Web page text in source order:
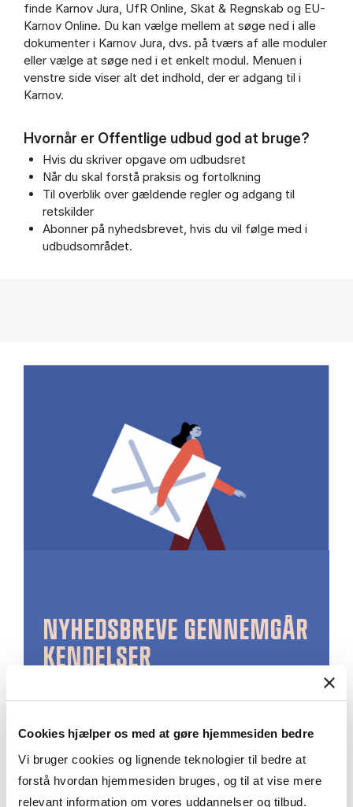
Cookies hjælper os med at gøre hjemmesiden bedre
Vi bruger cookies og lignende teknologier til bedre at
forstå hvordan hjemmesiden bruges, og til at vise mere
relevant information om vores uddannelser og tilbud.
finde Karnov Jura, UfR Online, Skat & Regnskab og EU-
Karnov Online. Du kan vælge mellem at søge ned i alle
dokumenter i Karnov Jura, dvs. på tværs af alle moduler
eller vælge at søge ned i et enkelt modul. Menuen i
venstre side viser alt det indhold, der er adgang til i
Karnov.
Hvornår er Offentlige udbud god at bruge?
Hvis du skriver opgave om udbudsret
Når du skal forstå praksis og fortolkning
Til overblik over gældende regler og adgang til
retskilder
Abonner på nyhedsbrevet, hvis du vil følge med i
udbudsområdet.
NYHEDSBREVE GENNEMGÅR
KENDELSER
I fanen Nyhedsbrev, kan du finde
månedlige gennemgange af domme og
kendelser. Man kan søge i